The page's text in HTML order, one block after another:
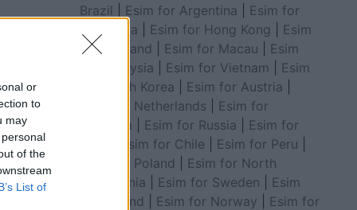
or
to
may
of the
List of
Brazil
Esim for Argentina
Esim for
Colombia
Esim for Hong Kong
Esim
for Thailand
Esim for Macau
Esim
for Malaysia
Esim for Vietnam
Esim
for South Korea
Esim for Austria
Esim for Netherlands
Esim for
Australia
Esim for Russia
Esim for
Esim for Chile Esim for Peru
Esim for Poland
Esim for North
Macedonia
Esim for Sweden
Esim
for Finland
Esim for Norway
Esim for